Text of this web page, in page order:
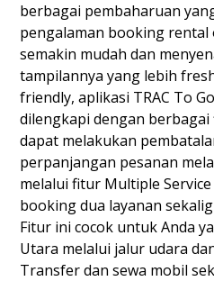
berbagai pembaharuan
pengalaman booking rental
semakin mudah dan
tampilannya yang lebih
friendly, aplikasi TRAC To
dilengkapi dengan berbagai
dapat melakukan
perpanjangan pesanan
melalui fitur Multiple
booking dua layanan
Fitur ini cocok untuk Anda
Utara melalui jalur udara
Transfer dan sewa mobil